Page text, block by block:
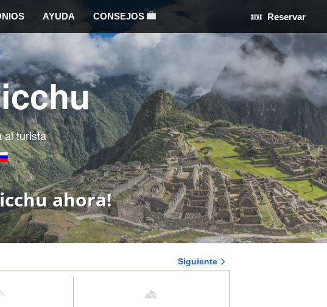
AYUDA CONSEJOS Reservar
al turista
ahora!
Siguiente